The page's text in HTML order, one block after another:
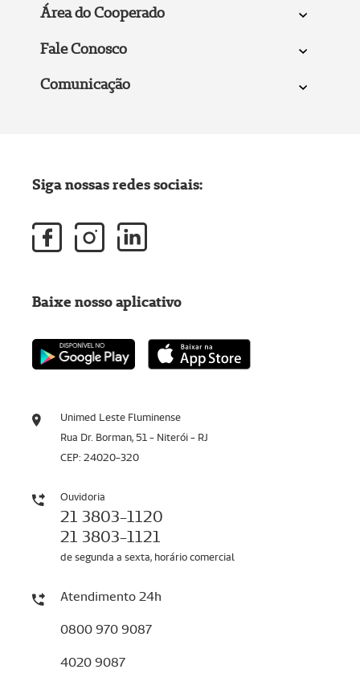
Área do Cooperado
Fale Conosco
Comunicação
Unimed Leste Fluminense
Rua Dr. Borman, 51 - Niterói - RJ
CEP: 24020-320
Ouvidoria
21 3803-1120
21 3803-1121
de segunda a sexta, horário comercial
Atendimento 24h
0800 970 9087
4020 9087
Siga nossas redes sociais:
Baixe nosso aplicativo